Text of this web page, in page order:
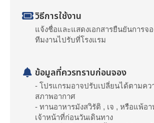
วิธีการใช้งาน
แจ้งชื่อและแสดงเอกสารยืนยันการจ
ทีมงานไปรับที่โรงแรม
ข้อมูลที่ควรทราบก่อนจอง
- โปรแกรมอาจปรับเปลี่ยนได้ตามคว
สภาพอากาศ
- ทานอาหารมังสวิรัติ , เจ , หรือแพ้อ
เจ้าหน้าที่ก่อนวันเดินทาง